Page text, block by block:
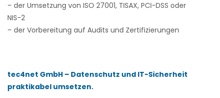
– der Umsetzung von ISO 27001, TISAX, PCI-DSS oder
NIS-2
– der Vorbereitung auf Audits und Zertifizierungen
tec4net GmbH – Datenschutz und IT-Sicherheit
praktikabel umsetzen.